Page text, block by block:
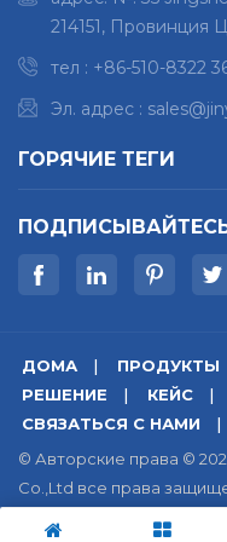
обеспечение точных
показаний весов.
214151, Провинция
тел : +86-510-8322
Эл. адрес :
ГОРЯЧИЕ ТЕГИ
ДОМА ПРОДУКТЫ
РЕШЕНИЕ
КЕЙС
СВЯЗАТЬСЯ С НАМИ
© Авторские права ©
Co.,Ltd все права